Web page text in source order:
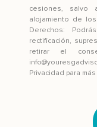
cesiones, salvo
alojamiento de
Derechos:
rectificación,
retirar el
Privacidad para